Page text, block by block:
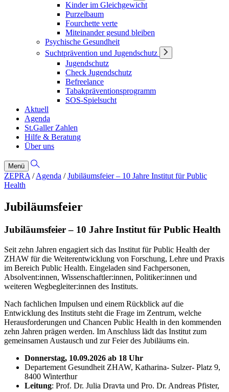
Kinder im Gleichgewicht
Purzelbaum
Fourchette verte
Miteinander gesund bleiben
Psychische Gesundheit
Suchtprävention und Jugendschutz
Jugendschutz
Check Jugendschutz
Befreelance
Tabakpräventionsprogramm
SOS-Spielsucht
Aktuell
Agenda
St.Galler Zahlen
Hilfe & Beratung
Über uns
Menü
ZEPRA / Agenda / Jubiläumsfeier – 10 Jahre Institut für Public
Health
Jubiläumsfeier
Jubiläumsfeier – 10 Jahre Institut für Public Health
Seit zehn Jahren engagiert sich das Institut für Public Health der
ZHAW für die Weiterentwicklung von Forschung, Lehre und Praxis
im Bereich Public Health. Eingeladen sind Fachpersonen,
Absolvent:innen, Wissenschaftler:innen, Politiker:innen und
weiteren Wegbegleiter:innen des Instituts.
Nach fachlichen Impulsen und einem Rückblick auf die
Entwicklung des Instituts steht die Frage im Zentrum, welche
Herausforderungen und Chancen Public Health in den kommenden
zehn Jahren prägen werden. Im Anschluss lädt das Institut zum
gemeinsamen Austausch und zur Feier des Jubiläums ein.
Donnerstag, 10.09.2026 ab 18 Uhr
Departement Gesundheit ZHAW, Katharina- Sulzer- Platz 9,
8400 Winterthur
Leitung: Prof. Dr. Julia Dravta und Pro. Dr. Andreas Pfister,